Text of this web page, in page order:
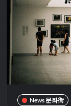
News 문화街